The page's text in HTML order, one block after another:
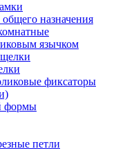
назначения
язычком
фиксаторы
формы
петли